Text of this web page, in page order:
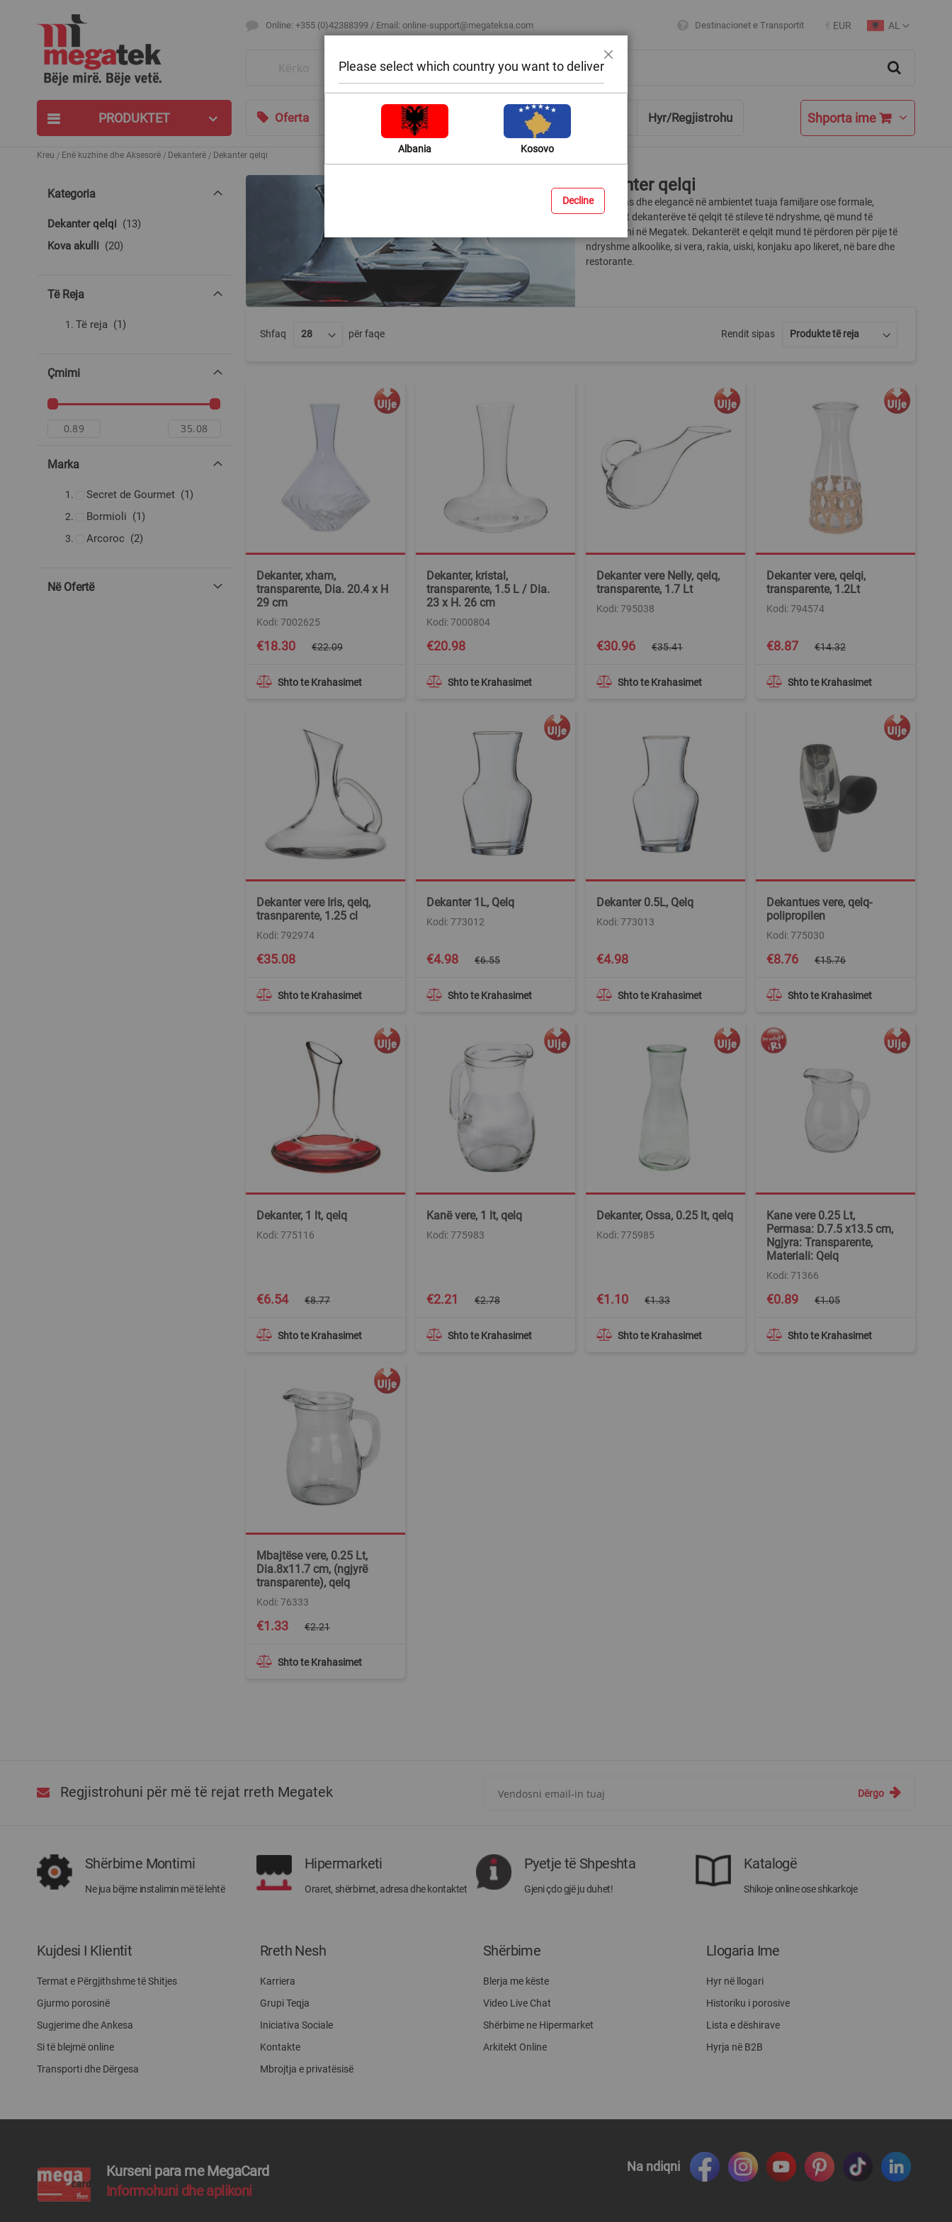
Online: +355 (0)42388399 / Email: online-support@megateksa.com Destinacionet e Transportit
Currency
€ EUR
Language
AL
PRODUKTET Oferta Bli sipas ambientit Ndihmë & Këshilla Hyr/Regjistrohu Shporta ime
Kreu Enë kuzhine dhe Aksesorë Dekanterë Dekanter qelqi
Dekanter qelqi
Shtoni klas dhe elegancë në ambientet tuaja familjare ose formale,
nëpërmjet dekanterëve të qelqit të stileve të ndryshme, që mund të
përzgjidhni në Megatek. Dekanterët e qelqit mund të përdoren për pije të
ndryshme alkoolike, si vera, rakia, uiski, konjaku apo likeret, në bare dhe
restorante.
Shfaq për faqe Rendit sipas
Dekanter, xham,
transparente, Dia. 20.4 x H
29 cm
Kodi: 7002625
Shto te Krahasimet
Special
Price
€18.30 €22.09
Dekanter, kristal,
transparente, 1.5 L / Dia.
23 x H. 26 cm
Kodi: 7000804
Shto te Krahasimet
€20.98
Dekanter vere Nelly, qelq,
transparente, 1.7 Lt
Kodi: 795038
Shto te Krahasimet
Special
Price
€30.96 €35.41
Dekanter vere, qelqi,
transparente, 1.2Lt
Kodi: 794574
Shto te Krahasimet
Special
Price
€8.87 €14.32
Dekanter vere Iris, qelq,
trasnparente, 1.25 cl
Kodi: 792974
Shto te Krahasimet
€35.08
Dekanter 1L, Qelq
Kodi: 773012
Shto te Krahasimet
Special
Price
€4.98 €6.55
Dekanter 0.5L, Qelq
Kodi: 773013
Shto te Krahasimet
€4.98
Dekantues vere, qelq-
polipropilen
Kodi: 775030
Shto te Krahasimet
Special
Price
€8.76 €15.76
Dekanter, 1 lt, qelq
Kodi: 775116
Shto te Krahasimet
Special
Price
€6.54 €8.77
Kanë vere, 1 lt, qelq
Kodi: 775983
Shto te Krahasimet
Special
Price
€2.21 €2.78
Dekanter, Ossa, 0.25 lt, qelq
Kodi: 775985
Shto te Krahasimet
Special
Price
€1.10 €1.33
Kane vere 0.25 Lt,
Permasa: D.7.5 x13.5 cm,
Ngjyra: Transparente,
Materiali: Qelq
Kodi: 71366
Shto te Krahasimet
Special
Price
€0.89 €1.05
Mbajtëse vere, 0.25 Lt,
Dia.8x11.7 cm, (ngjyrë
transparente), qelq
Kodi: 76333
Shto te Krahasimet
Special
Price
€1.33 €2.21
Kategoria
Dekanter qelqi 13produkte
Kova akulli
20produkte
Të Reja
Të reja 1produkt
Çmimi
Marka
Secret de Gourmet 1produkt
Bormioli
1produkt
Arcoroc
2produkte
Në Ofertë
Regjistrohuni për më të rejat rreth Megatek
rreth
Megatek:
Dërgo
Shërbime Montimi
Ne jua bëjme instalimin më të lehtë
Hipermarketi
Oraret, shërbimet, adresa dhe kontaktet
Pyetje të Shpeshta
Gjeni çdo gjë ju duhet!
Katalogë
Shikoje online ose shkarkoje
Kujdesi I Klientit
Termat e Përgjithshme të Shitjes
Gjurmo porosinë
Sugjerime dhe Ankesa
Si të blejmë online
Transporti dhe Dërgesa
Rreth Nesh
Karriera
Grupi Teqja
Iniciativa Sociale
Kontakte
Mbrojtja e privatësisë
Shërbime
Blerja me këste
Video Live Chat
Shërbime ne Hipermarket
Arkitekt Online
Llogaria Ime
Hyr në llogari
Historiku i porosive
Lista e dëshirave
Hyrja në B2B
Kurseni para me MegaCard
Informohuni dhe aplikoni
Na ndiqni
Please select which country you want to deliver
Albania Kosovo
Decline